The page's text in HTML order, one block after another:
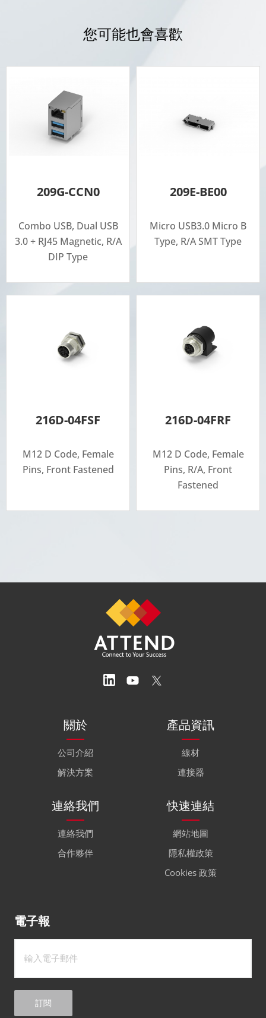
您可能也會喜歡
209G-CCN0
Combo USB, Dual USB
3.0 + RJ45 Magnetic, R/A
DIP Type
209E-BE00
Micro USB3.0 Micro B
Type, R/A SMT Type
216D-04FSF
M12 D Code, Female
Pins, Front Fastened
216D-04FRF
M12 D Code, Female
Pins, R/A, Front
Fastened
關於
公司介紹
解決方案
產品資訊
線材
連接器
連絡我們
連絡我們
合作夥伴
快速連結
網站地圖
隱私權政策
Cookies 政策
電子報
訂閱